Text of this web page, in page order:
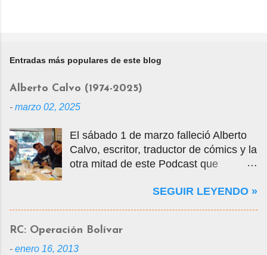
Entradas más populares de este blog
Alberto Calvo (1974-2025)
- marzo 02, 2025
El sábado 1 de marzo falleció Alberto
Calvo, escritor, traductor de cómics y la
otra mitad de este Podcast que
14 años. La foto que ven es una selfie
mis vacaciones, justo antes de que
empezara la pandemia por el Covid-
SEGUIR LEYENDO »
RC: Operación Bolívar
- enero 16, 2013